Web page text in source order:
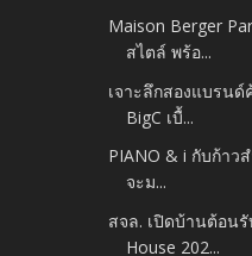
Maison Berger
สไตล์ พร้อ...
เจาะลึกสองแบรนด์
BigC เบื้...
PIANO & i กับก้าว
จะม...
สจล. เปิดบ้านต้อนรั
House 202...